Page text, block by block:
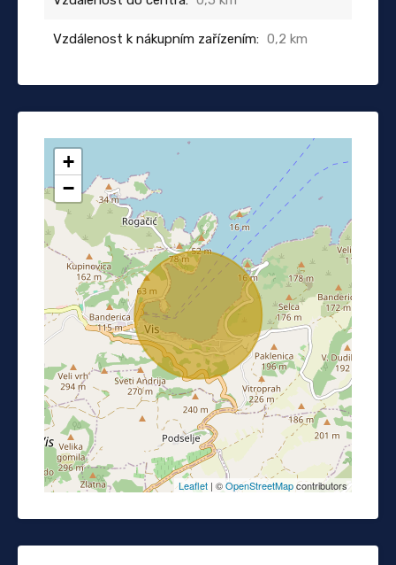
Vzdálenost k nákupním zařízením: 0,2 km
+
−
Leaflet | ©OpenStreetMapcontributors